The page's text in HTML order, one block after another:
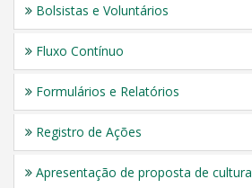
Bolsistas e Voluntários
Fluxo Contínuo
Formulários e Relatórios
Registro de Ações
Apresentação de proposta de cultura